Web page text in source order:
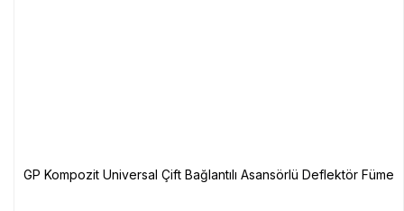
GP Kompozit Universal Çift Bağlantılı Asansörlü Deflektör Füme